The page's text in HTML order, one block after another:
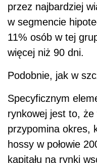
przez najbardziej
w segmencie
11% osób w tej
więcej niż 90 dni.
Podobnie, jak w
Specyficznym
rynkowej jest to,
przypomina okres,
hossy w połowie
kapitału na rynki